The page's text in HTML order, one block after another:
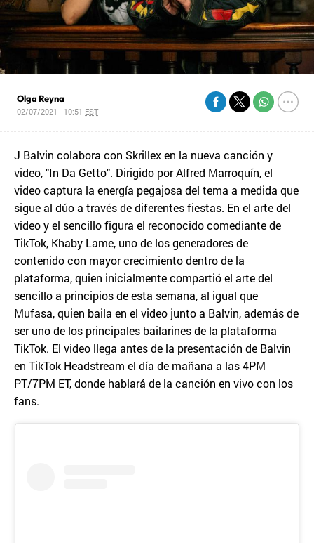
Olga Reyna
02/07/2021 - 10:51 EST
J Balvin colabora con Skrillex en la nueva canción y
video, "In Da Getto". Dirigido por Alfred Marroquín, el
video captura la energía pegajosa del tema a medida que
sigue al dúo a través de diferentes fiestas. En el arte del
video y el sencillo figura el reconocido comediante de
TikTok, Khaby Lame, uno de los generadores de
contenido con mayor crecimiento dentro de la
plataforma, quien inicialmente compartió el arte del
sencillo a principios de esta semana, al igual que
Mufasa, quien baila en el video junto a Balvin, además de
ser uno de los principales bailarines de la plataforma
TikTok. El video llega antes de la presentación de Balvin
en TikTok Headstream el día de mañana a las 4PM
PT/7PM ET, donde hablará de la canción en vivo con los
fans.